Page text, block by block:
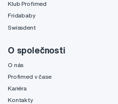
Klub Profimed
Fridababy
Swissdent
O společnosti
O nás
Profimed v čase
Kariéra
Kontakty